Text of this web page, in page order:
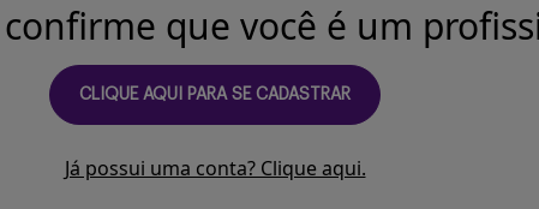
que você é um
CLIQUE AQUI PARA SE CADASTRAR
Já possui uma conta? Clique aqui.